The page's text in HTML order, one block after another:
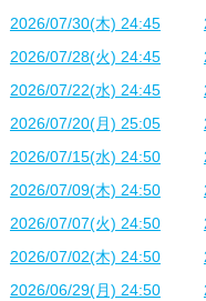
2026/07/30(木) 24:45
2026/07/28(火) 24:45
2026/07/22(水) 24:45
2026/07/20(月) 25:05
2026/07/15(水) 24:50
2026/07/09(木) 24:50
2026/07/07(火) 24:50
2026/07/02(木) 24:50
2026/06/29(月) 24:50